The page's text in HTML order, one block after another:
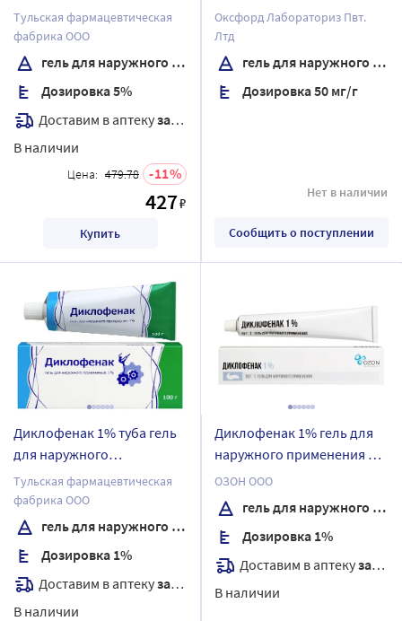
применения 50 гр
Тульская фармацевтическая
фабрика ООО
гель для наружного применения
Дозировка 5%
Доставим в аптекузавтра
В наличии
Цена: 479.78 11
427₽
Купить
наружного применения 50
гр
Оксфорд Лабораториз Пвт.
Лтд
гель для наружного применения
Дозировка 50 мг/г
Нет в наличии
Сообщить о поступлении
Диклофенак 1% туба гель
для наружного
применения 100 гр
Тульская фармацевтическая
фабрика ООО
гель для наружного применения
Дозировка 1%
Доставим в аптекузавтра
В наличии
Диклофенак 1% гель для
наружного применения 50
гр
ОЗОН ООО
гель для наружного применения
Дозировка 1%
Доставим в аптекузавтра
В наличии